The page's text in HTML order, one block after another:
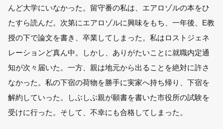
んど大学にいなかった。留守番の私は、エアロゾルの本をひ
たすら読んだ。次第にエアロゾルに興味をもち、一年後、E教
授の下で論文を書き、卒業してしまった。私はロストジェネ
レーションど真ん中。しかし、ありがたいことに就職内定通
知が次々届いた。一方、親は地元から出ることを絶対に許さ
なかった。私の下宿の荷物を勝手に実家へ持ち帰り、下宿を
解約していった。しぶしぶ親が願書を書いた市役所の試験を
受けに行った。そして、不幸にも合格してしまった。